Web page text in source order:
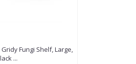
Fungi Shelf, Large,
...